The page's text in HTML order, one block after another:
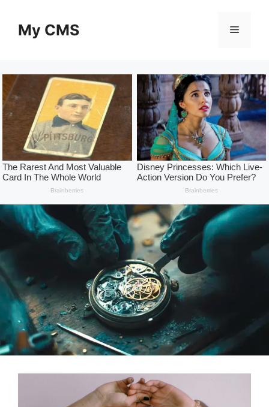
contentMy CMS Menu